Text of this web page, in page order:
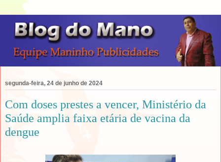
segunda-feira, 24 de junho de 2024
Com doses prestes a vencer, Ministério da
Saúde amplia faixa etária de vacina da
dengue